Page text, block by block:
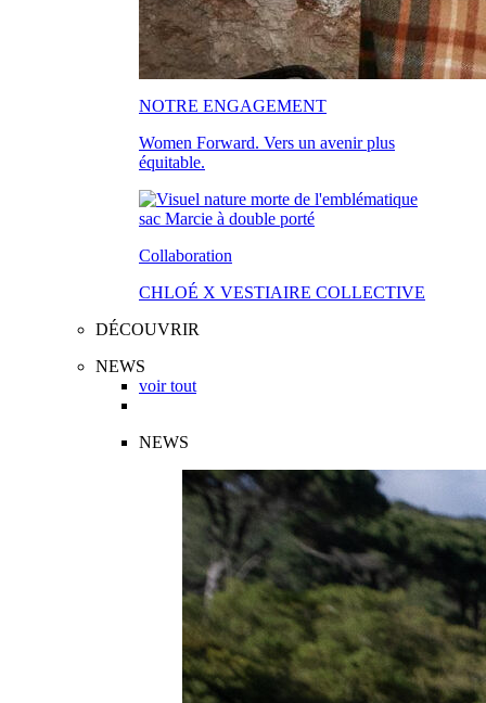
NOTRE ENGAGEMENT
Women Forward. Vers un avenir plus
équitable.
Collaboration
CHLOÉ X VESTIAIRE COLLECTIVE
DÉCOUVRIR
NEWS
voir tout
NEWS